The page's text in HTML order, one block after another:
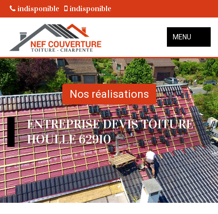
indisponible indisponible
MENU
Nos réalisations
ENTREPRISE DEVIS TOITURE
HOULLE 62910